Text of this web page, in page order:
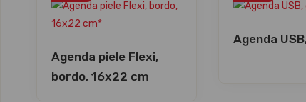
Agenda piele Flexi,
bordo, 16x22 cm
Agenda